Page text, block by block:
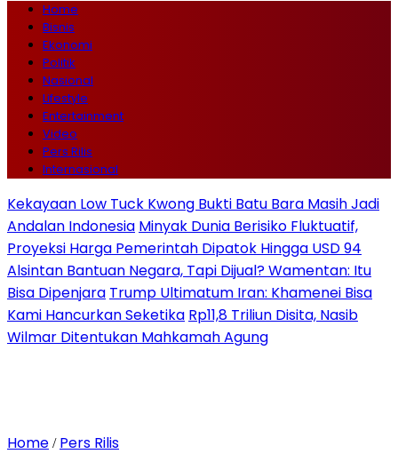
Home
Bisnis
Ekonomi
Politik
Nasional
Lifestyle
Entertainment
Video
Pers Rilis
Internasional
Kekayaan Low Tuck Kwong Bukti Batu Bara Masih Jadi
Andalan Indonesia Minyak Dunia Berisiko Fluktuatif,
Proyeksi Harga Pemerintah Dipatok Hingga USD 94
Alsintan Bantuan Negara, Tapi Dijual? Wamentan: Itu
Bisa Dipenjara Trump Ultimatum Iran: Khamenei Bisa
Kami Hancurkan Seketika Rp11,8 Triliun Disita, Nasib
Wilmar Ditentukan Mahkamah Agung
Home / Pers Rilis